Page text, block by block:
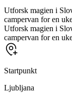
Utforsk magien i
campervan for en
Utforsk magien i
campervan for en
Startpunkt
Ljubljana